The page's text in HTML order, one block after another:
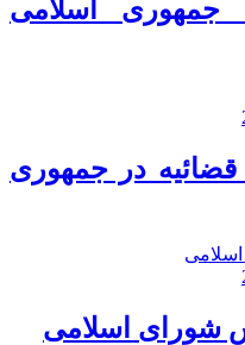
جمهوری اسلامی
در جمهوری
شورای اسلامی